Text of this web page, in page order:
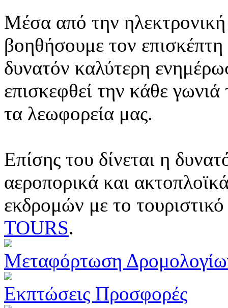
Μέσα από την ηλεκτρονική
βοηθήσουμε τον
δυνατόν καλύτερη
επισκεφθεί την κάθε
τα λεωφορεία μας.
Επίσης του δίνεται η
αεροπορικά και
εκδρομών με το
TOURS.
Μεταφόρτωση
Εκπτώσεις Προσφορές